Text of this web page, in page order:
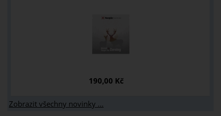
190,00 Kč
Zobrazit všechny novinky ...